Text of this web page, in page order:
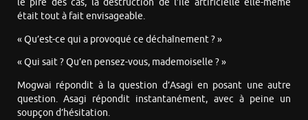
le pire des cas, la destruction de l’île artificielle elle-même
était tout à fait envisageable.
« Qu’est-ce qui a provoqué ce déchaînement ? »
« Qui sait ? Qu’en pensez-vous, mademoiselle ? »
Mogwai répondit à la question d’Asagi en posant une autre
question. Asagi répondit instantanément, avec à peine un
soupçon d’hésitation.